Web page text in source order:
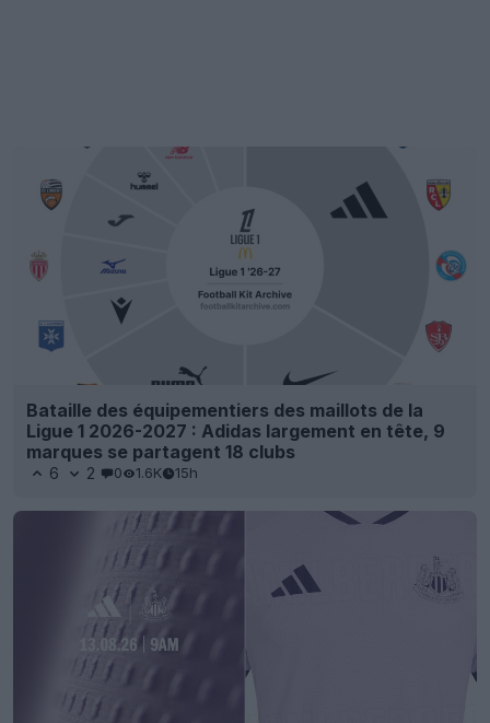
Bataille des équipementiers des maillots de la
Ligue 1 2026-2027 : Adidas largement en tête, 9
marques se partagent 18 clubs
6 2 0 1.6K 15h